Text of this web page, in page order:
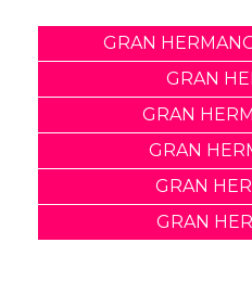
GRAN
GRAN
GRAN
GRAN
GRAN
GRAN